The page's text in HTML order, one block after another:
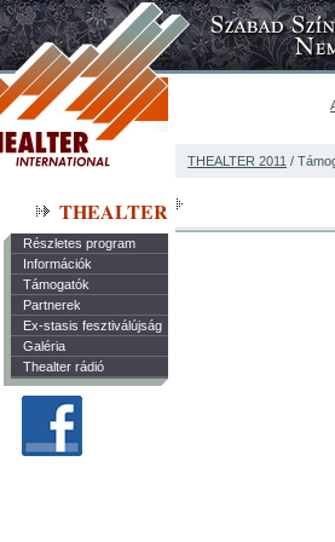
THEALTER 2011 /
THEALTER
Részletes program
Információk
Támogatók
Partnerek
Ex-stasis fesztiválújság
Galéria
Thealter rádió